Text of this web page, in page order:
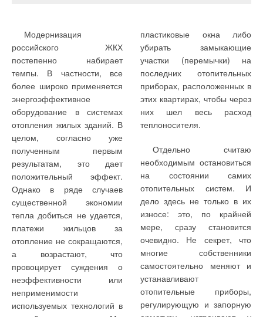
Модернизация
российского ЖКХ
постепенно набирает
темпы. В частности, все
более широко применяется
энергоэффективное
оборудование в системах
отопления жилых зданий. В
целом, согласно уже
полученным первым
результатам, это дает
положительный эффект.
Однако в ряде случаев
существенной экономии
тепла добиться не удается,
платежи жильцов за
отопление не сокращаются,
а возрастают, что
провоцирует суждения о
неэффективности или
неприменимости
используемых технологий в
пластиковые окна либо
убирать замыкающие
участки (перемычки) на
последних отопительных
приборах, расположенных в
этих квартирах, чтобы через
них шел весь расход
теплоносителя.
Отдельно считаю
необходимым остановиться
на состоянии самих
отопительных систем. И
дело здесь не только в их
износе: это, по крайней
мере, сразу становится
очевидно. Не секрет, что
многие собственники
самостоятельно меняют и
устанавливают
отопительные приборы,
регулирующую и запорную
Оформить подписку
Отправить ссылку другу
Журнал С.О.К. № ,
KSB в каждом городе
Автоматизация и диспетчеризация котельных
Вентиляция подземного комплекса
Водоподготовка в системах кондиционирования
Водоподготовка для котельных
Геотермальные тепловые насосы
Гибкие теплоизолированные трубы
Дистанционное управление зданием
Дождевые системы водоотведения
Затраты на оборудование инженерных систем
Настенные газовые котлы BIASI
автоматизация которого
требует определенных
технических ресурсов.
Автоматизация котельных
установок на базе ПЛК
обеспечивает более
согласованную работу всех
элементов котельной, чем
при применении
разрозненных устройств
автоматики. Оборудование
и соответственно котельную
автоматику выпускают
достаточно много
различных производителей,
и зачастую в одной
котельной установке могут
использоваться блоки
автоматики более чем от
пяти различных
производителей, что не
позволяет создать в полной
мере согласованную, а
целом (причем
температура котлового
коллектора может
рассчитываться по
погодозависимому
графику), что особенно
актуально на
конденсатных котлах —
при недостаточной
мощности ведущего
автоматическое
включение ведомого
котла или всех котлов;
контроллерами
состояния горелочных
устройств, что позволяет
повысить надежность
системы в целом — при
выходе из строя
ведущего котла
включается резервный
котел;